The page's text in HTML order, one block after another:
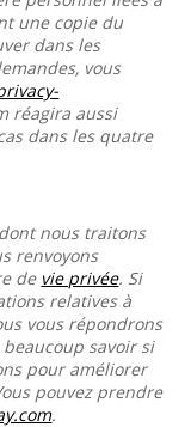
une copie du
dans les
vous
réagira aussi
dans les quatre
nous traitons
renvoyons
de vie privée. Si
relatives à
vous répondrons
savoir si
pour améliorer
pouvez prendre
.